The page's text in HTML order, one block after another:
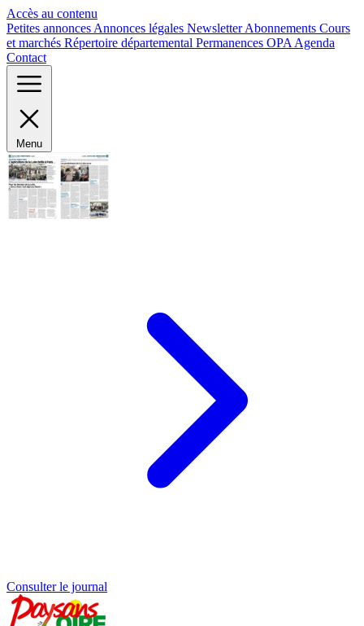
Accès au contenu
Petites annonces Annonces légales NewsletterAbonnements Cours
et marchés Répertoire départemental Permanences OPA Agenda
Contact
Menu
Consulter le journal
Panneau de gestion des cookies